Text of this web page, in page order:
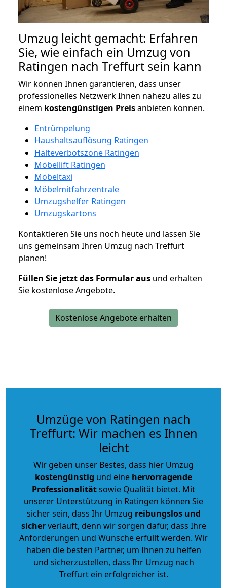
Umzug leicht gemacht: Erfahren
Sie, wie einfach ein Umzug von
Ratingen nach Treffurt sein kann
Wir können Ihnen garantieren, dass unser
professionelles Netzwerk Ihnen nahezu alles zu
einem kostengünstigen Preisanbieten können.
Entrümpelung
Haushaltsauflösung Ratingen
Halteverbotszone Ratingen
Möbellift Ratingen
Möbeltaxi
Möbelmitfahrzentrale
Umzugshelfer Ratingen
Umzugskartons
Kontaktieren Sie uns noch heute und lassen Sie
uns gemeinsam Ihren Umzug nach Treffurt
planen!
Füllen Sie jetzt das Formular aus und erhalten
Sie kostenlose Angebote.
Kostenlose Angebote erhalten
Umzüge von Ratingen nach
Treffurt: Wir machen es Ihnen
leicht
Wir geben unser Bestes, dass hier Umzug
kostengünstig und eine hervorragende
Professionalitätsowie Qualität bietet. Mit
unserer Unterstützung in Ratingen können Sie
sicher sein, dass Ihr Umzug reibungslos und
sicherverläuft, denn wir sorgen dafür, dass Ihre
Anforderungen und Wünsche erfüllt werden. Wir
haben die besten Partner, um Ihnen zu helfen
und sicherzustellen, dass Ihr Umzug nach
Treffurt ein erfolgreicher ist.